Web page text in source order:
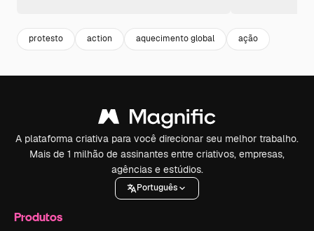
protesto action aquecimento global ação
A plataforma criativa para você direcionar seu melhor trabalho.
Mais de 1 milhão de assinantes entre criativos, empresas,
agências e estúdios.
Português
Produtos